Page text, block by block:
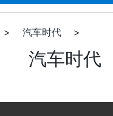
> 汽车时代 >
汽车时代